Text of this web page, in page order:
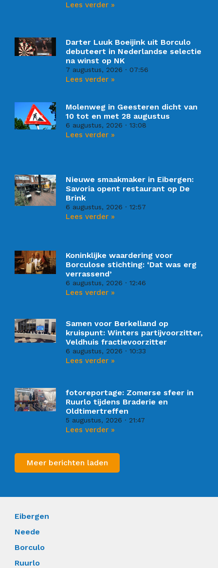
Lees verder »
Darter Luuk Boeijink uit Borculo
debuteert in Nederlandse selectie
na winst op NK
7 augustus, 2026 07:56
Lees verder »
Molenweg in Geesteren dicht van
10 tot en met 28 augustus
6 augustus, 2026 13:08
Lees verder »
Nieuwe smaakmaker in Eibergen:
Savoria opent restaurant op De
Brink
6 augustus, 2026 12:57
Lees verder »
Koninklijke waardering voor
Borculose stichting: ‘Dat was erg
verrassend’
6 augustus, 2026 12:46
Lees verder »
Samen voor Berkelland op
kruispunt: Winters partijvoorzitter,
Veldhuis fractievoorzitter
6 augustus, 2026 10:33
Lees verder »
fotoreportage: Zomerse sfeer in
Ruurlo tijdens Braderie en
Oldtimertreffen
5 augustus, 2026 21:47
Lees verder »
Meer berichten laden
Eibergen
Neede
Borculo
Ruurlo